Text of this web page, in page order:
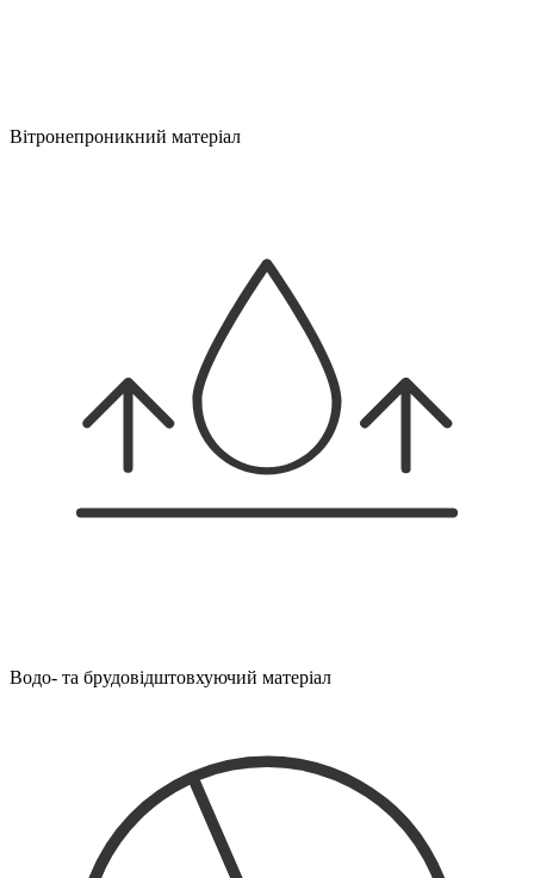
Вітронепроникний матеріал
Водо- та брудовідштовхуючий матеріал